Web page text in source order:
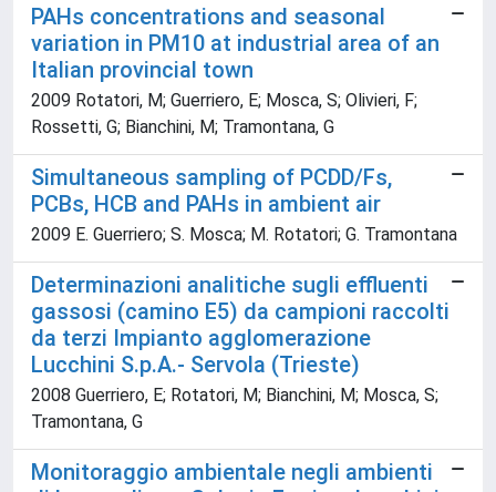
PAHs concentrations and seasonal
variation in PM10 at industrial area of an
Italian provincial town
2009 Rotatori, M; Guerriero, E; Mosca, S; Olivieri, F;
Rossetti, G; Bianchini, M; Tramontana, G
Simultaneous sampling of PCDD/Fs,
PCBs, HCB and PAHs in ambient air
2009 E. Guerriero; S. Mosca; M. Rotatori; G. Tramontana
Determinazioni analitiche sugli effluenti
gassosi (camino E5) da campioni raccolti
da terzi Impianto agglomerazione
Lucchini S.p.A.- Servola (Trieste)
2008 Guerriero, E; Rotatori, M; Bianchini, M; Mosca, S;
Tramontana, G
Monitoraggio ambientale negli ambienti